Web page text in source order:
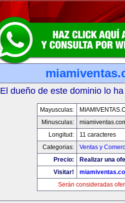
El dueño de este dominio lo
Mayusculas:
Minusculas:
Longitud:
11 caracteres
Categorias:
Ventas y
Precio:
Realizar una
Visitar!
Serán consideradas